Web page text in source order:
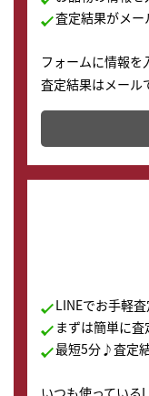
査定結果がメ
フォームに情報を
査定結果はメール
かります。
LINEでお手軽査
まずは簡単に
最短5分♪査定